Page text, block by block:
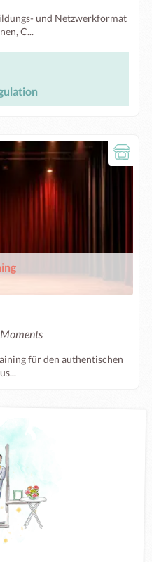
und Netzwerkformat
C...
für den authentischen